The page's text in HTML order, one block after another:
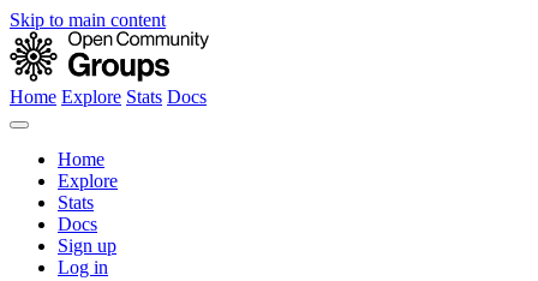
Skip to main content
Home Explore Stats Docs
Home
Explore
Stats
Docs
Sign up
Log in